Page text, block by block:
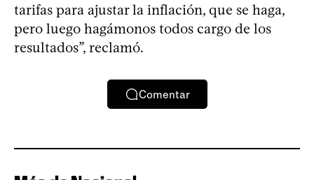
tarifas para ajustar la inflación, que se haga,
pero luego hagámonos todos cargo de los
resultados”, reclamó.
Comentar